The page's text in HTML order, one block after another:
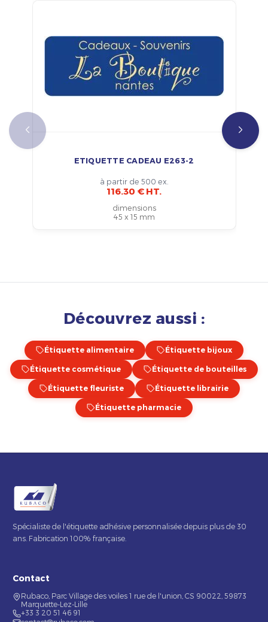
ETIQUETTE CADEAU E263-2
à partir de 500 ex.
116.30 € HT.
dimensions
45 x 15 mm
Découvrez aussi :
Étiquette alimentaire Étiquette bijoux
Étiquette cosmétique Étiquette de bouteilles
Étiquette fleuriste Étiquette librairie
Étiquette pharmacie
Spécialiste de l'étiquette adhésive personnalisée depuis plus de 30
ans. Fabrication 100% française.
Contact
Rubaco, Parc Village des voiles 1 rue de l'union, CS 90022, 59873
Marquette-Lez-Lille
+33 3 20 51 46 91